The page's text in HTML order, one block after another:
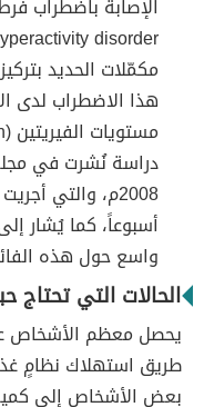
هذا الاضطراب لدى
أسبوعاً، كما يُشار
واسع حول هذه
الحالات التي تحتاج
يحصل معظم الأشخاص
طريق استهلاك نظامٍ
بعض الأشخاص إلى